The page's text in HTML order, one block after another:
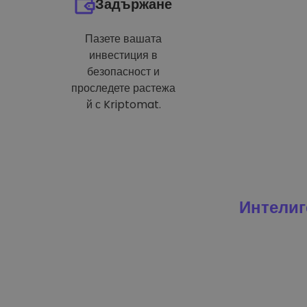
Задържане
Пазете вашата
инвестиция в
безопасност и
проследете растежа
й с Kriptomat.